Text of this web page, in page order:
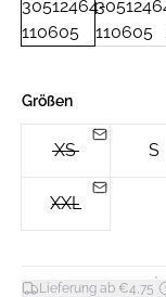
Größen
XS S
XXL
Lieferung ab €4,75*